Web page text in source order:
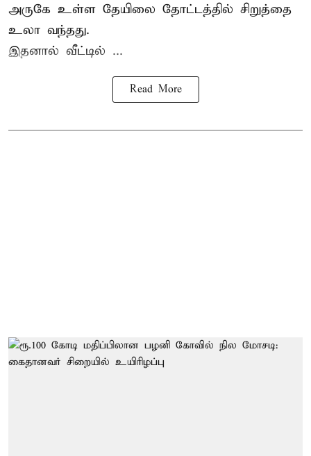
அருகே உள்ள தேயிலை தோட்டத்தில் சிறுத்தை
உலா வந்தது.
இதனால் வீட்டில் ...
Read More